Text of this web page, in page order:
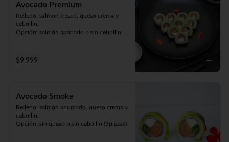
Avocado Premium
Relleno: salmón fresco, queso crema y
cebollín.
Opción: salmón apanado o sin cebollín.
$9.999
Avocado Smoke
Relleno: salmón ahumado, queso crema y
cebollín.
Opción: sin queso o sin cebollín (9piezas).